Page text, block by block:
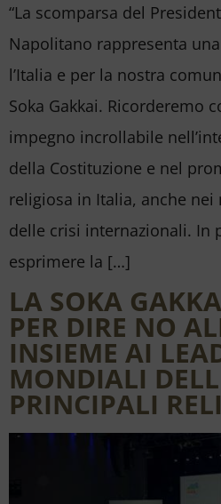
“La scomparsa del
Napolitano rappresenta
l’Italia e per la nostra
Soka Gakkai. Ricorderemo
impegno incrollabile
della Costituzione e nel
religiosa in Italia, anche
delle crisi internazionali. In
esprimere la […]
LA SOKA
PER DIRE NO
INSIEME AI
MONDIALI
PRINCIPALI